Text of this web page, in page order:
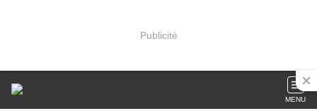
Publicité
MENU